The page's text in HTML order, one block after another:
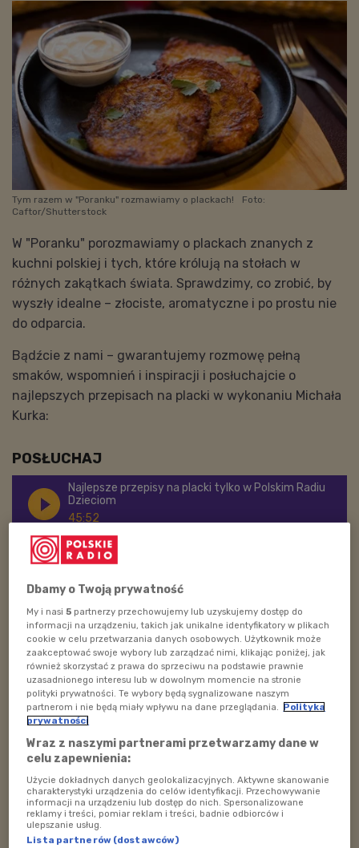
Tym razem w "Poranku" rozmawiamy o plackach!
Foto:
Caftor/Shutterstock
W "Poranku" porozmawiamy o plackach znanych z
kuchni polskiej i tych, które królują na stołach w
różnych zakątkach świata. Sprawdzimy, co zrobić, by
wyszły idealne – złociste, aromatyczne i po prostu nie
do odparcia.
Bądźcie z nami – gwarantujemy rozmowę pełną
smaków, wspomnień i inspiracji i posłuchajcie o
najlepszych przepisach na placki w wykonaniu Michała
Kurka:
POSŁUCHAJ
45:52
Najlepsze przepisy na placki tylko w Polskim Radiu
Dzieciom
Zapraszamy do słuchania i rozmów
telefonicznych na antenie.
Telefon do studia Polskiego Radia Dzieciom: 22
645 20 55
Audycja"Poranek"
Dbamy o Twoją prywatność
My i nasi5 partnerzy przechowujemy lub uzyskujemy dostęp do
informacji na urządzeniu, takich jak unikalne identyfikatory w plikach
cookie w celu przetwarzania danych osobowych. Użytkownik może
zaakceptować swoje wybory lub zarządzać nimi, klikając poniżej, jak
również skorzystać z prawa do sprzeciwu na podstawie prawnie
uzasadnionego interesu lub w dowolnym momencie na stronie
polityki prywatności. Te wybory będą sygnalizowane naszym
partnerom i nie będą miały wpływu na dane przeglądania. Polityka
prywatności
Wraz z naszymi partnerami przetwarzamy dane w
celu zapewnienia:
Użycie dokładnych danych geolokalizacyjnych. Aktywne skanowanie
charakterystyki urządzenia do celów identyfikacji. Przechowywanie
informacji na urządzeniu lub dostęp do nich. Spersonalizowane
reklamy i treści, pomiar reklam i treści, badnie odbiorców i
ulepszanie usług.
Lista partnerów (dostawców)